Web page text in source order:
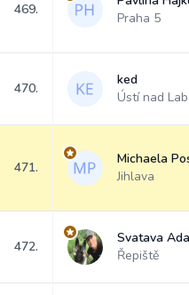
469.
Praha 5
470.
ked
Ústí nad
471.
Michaela
Jihlava
472.
Svatava
Řepiště